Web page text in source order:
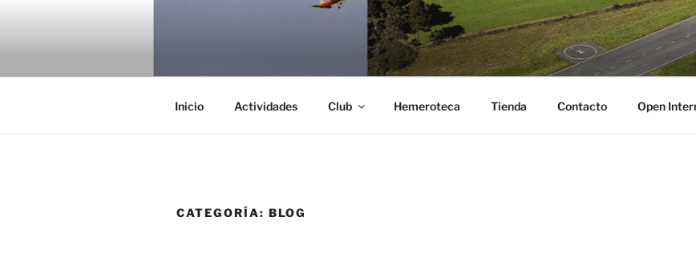
AS GAIVOTAS
Inicio Actividades Club Hemeroteca Tienda Contacto Open
CATEGORÍA: BLOG